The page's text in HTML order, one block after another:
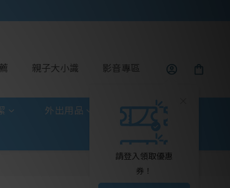
親子大小識 影音專區
請登入領取優惠
券！
外出用品 玩具童書